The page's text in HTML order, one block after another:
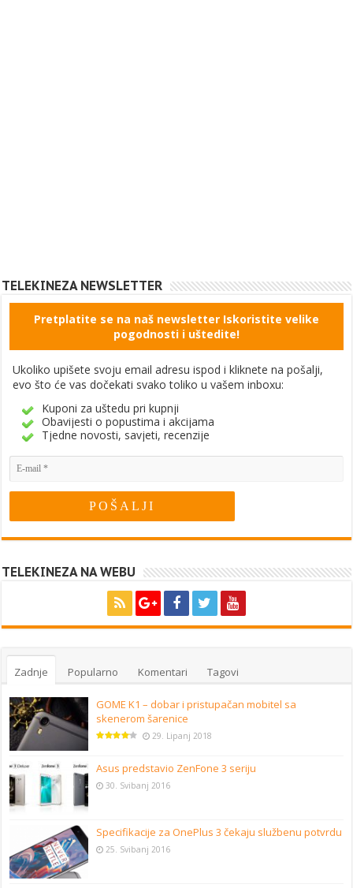
TELEKINEZA NEWSLETTER
Pretplatite se na naš newsletter Iskoristite velike
pogodnosti i uštedite!
Ukoliko upišete svoju email adresu ispod i kliknete na pošalji,
evo što će vas dočekati svako toliko u vašem inboxu:
Kuponi za uštedu pri kupnji
Obavijesti o popustima i akcijama
Tjedne novosti, savjeti, recenzije
TELEKINEZA NA WEBU
Zadnje Popularno Komentari Tagovi
GOME K1 – dobar i pristupačan mobitel sa
skenerom šarenice
29. Lipanj 2018
Asus predstavio ZenFone 3 seriju
30. Svibanj 2016
Specifikacije za OnePlus 3 čekaju službenu potvrdu
25. Svibanj 2016